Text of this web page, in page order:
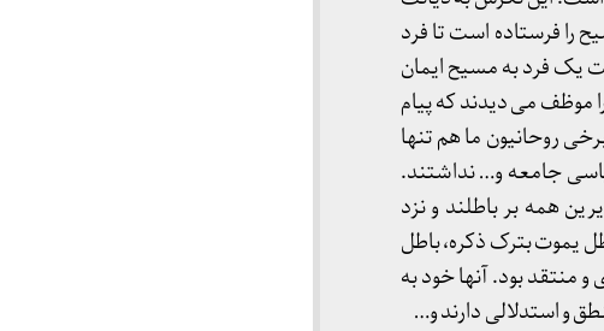
را فرستاده است تا فرد
یک فرد به مسیح ایمان
موظف می دیدند که پیام
روحانیون ما هم تنها
جامعه و… نداشتند.
همه بر باطلند و نزد
یموت بترک ذکره، باطل
منتقد بود. آنها خود به
و استدلالی دارند و…